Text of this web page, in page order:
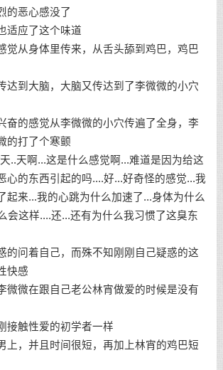
的恶心感没了
适应了这个味道
觉从身体里传来，从舌头舔到鸡巴，鸡巴
达到大脑，大脑又传达到了李微微的小穴
奋的感觉从李微微的小穴传遍了全身，李
的打了个寒颤
..天啊...这是什么感觉啊...难道是因为给这
心的东西引起的吗....好...好奇怪的感觉...我
起来...我的心跳为什么加速了...身体为什么
会这样....还...还有为什么我习惯了这臭东
的问着自己，而殊不知刚刚自己疑惑的这
快感
微微在跟自己老公林宵做爱的时候是没有
接触性爱的初学者一样
上，并且时间很短，再加上林宵的鸡巴短